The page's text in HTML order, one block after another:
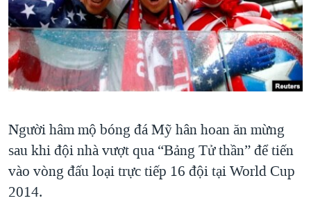
"Tìm"NGƯỜI VIỆT HẢI NGOẠI
ĐỜI SỐNG
KINH TẾ
KHOA HỌC
THỂ THAO
GIÁO DỤC
TẠI
HÀNH TRÌNH BẦU CỬ 2024
MỘT NĂM CHIẾN TRANH TẠI DẢI GAZA
GIẢI MÃ VÀNH ĐAI & CON ĐƯỜNG
TRỊNH VĨNH BÌNH - NGƯỜI HẠ 'BÊN THẮNG CUỘC'
GROUND ZERO – XƯA VÀ NAY
CHI PHÍ CHIẾN TRANH AFGHANISTAN
VIDEO
NGHE
MẠNG XÃ HỘI
Ngôn ngữ khác
Người hâm mộ bóng đá Mỹ hân hoan ăn mừng
sau khi đội nhà vượt qua “Bảng Tử thần” để tiến
vào vòng đấu loại trực tiếp 16 đội tại World Cup
2014.